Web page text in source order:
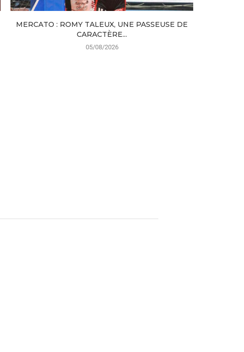
MERCATO : ROMY TALEUX, UNE PASSEUSE DE
CARACTÈRE...
05/08/2026